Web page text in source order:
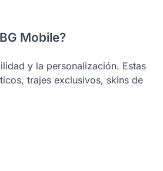
Mobile?
y la personalización. Estas
trajes exclusivos, skins de